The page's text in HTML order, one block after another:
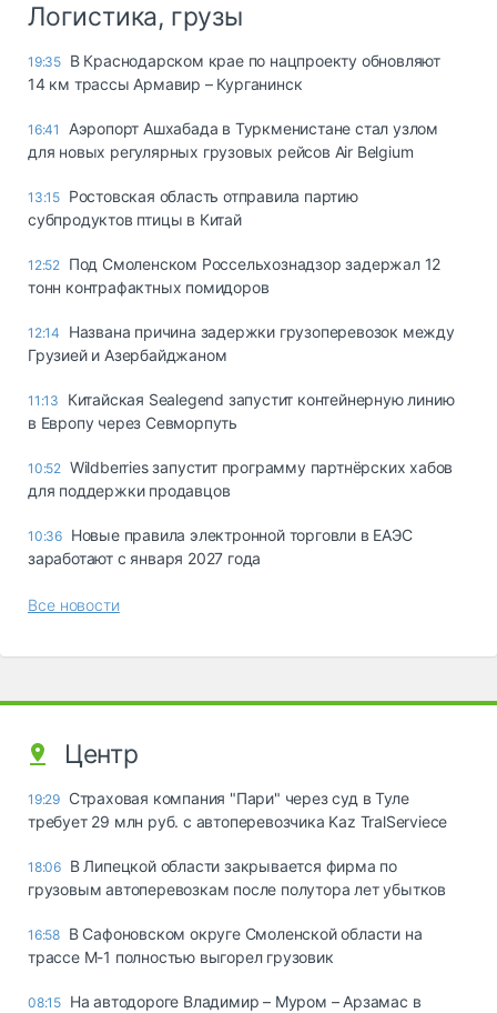
Логистика, грузы
19:35 В Краснодарском крае по нацпроекту обновляют
14 км трассы Армавир – Курганинск
16:41
Аэропорт Ашхабада в Туркменистане стал узлом
для новых регулярных грузовых рейсов Air Belgium
13:15 Ростовская область отправила партию
субпродуктов птицы в Китай
12:52 Под Смоленском Россельхознадзор задержал 12
тонн контрафактных помидоров
12:14
Названа причина задержки грузоперевозок между
Грузией и Азербайджаном
11:13
Китайская Sealegend запустит контейнерную линию
в Европу через Севморпуть
10:52 Wildberries запустит программу партнёрских хабов
для поддержки продавцов
10:36 Новые правила электронной торговли в ЕАЭС
заработают с января 2027 года
Все новости
Центр
19:29 Страховая компания "Пари" через суд в Туле
требует 29 млн руб. с автоперевозчика Kaz TralServiece
18:06 В Липецкой области закрывается фирма по
грузовым автоперевозкам после полутора лет убытков
16:58 В Сафоновском округе Смоленской области на
трассе М-1 полностью выгорел грузовик
08:15 На автодороге Владимир – Муром – Арзамас в